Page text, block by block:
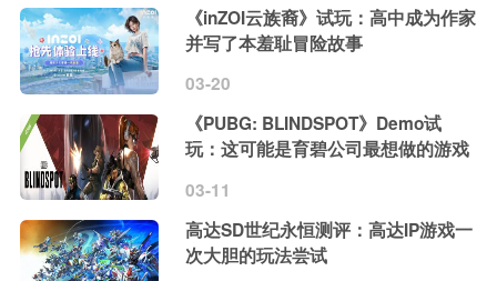
《inZOI云族裔》试玩：高中成为作家
并写了本羞耻冒险故事
03-20
《PUBG: BLINDSPOT》Demo试
玩：这可能是育碧公司最想做的游戏
03-11
高达SD世纪永恒测评：高达IP游戏一
次大胆的玩法尝试